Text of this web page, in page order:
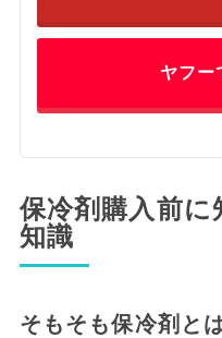
ヤフー
保冷剤購入前
知識
そもそも保冷剤と